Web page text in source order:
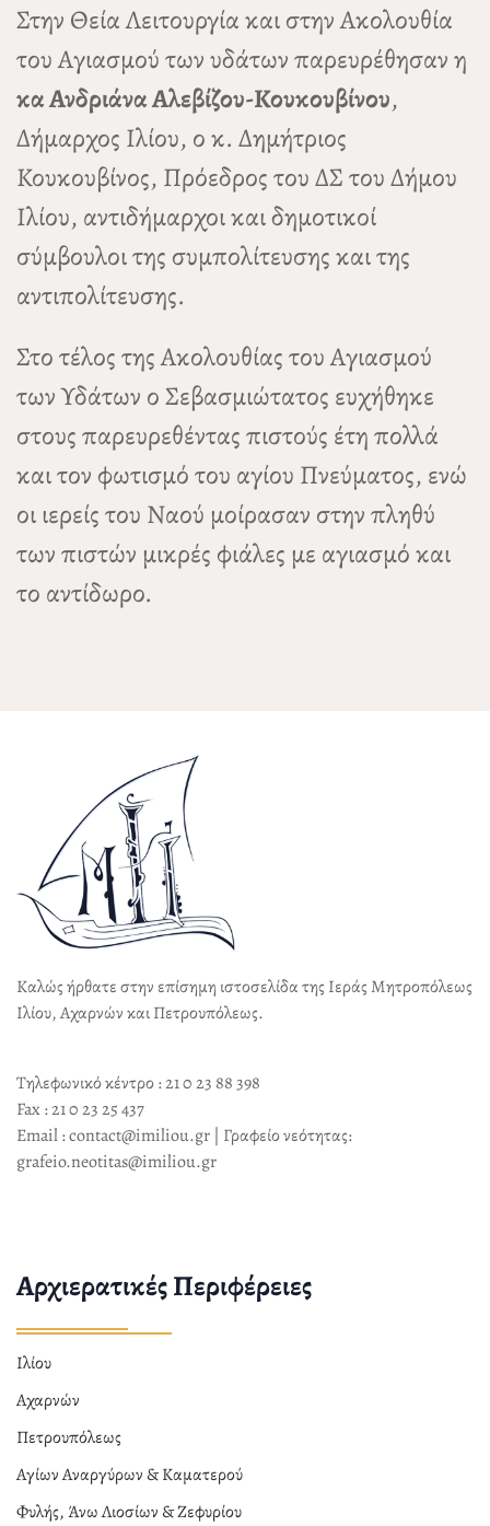
Στην Θεία Λειτουργία και στην Ακολουθία
του Αγιασμού των υδάτων παρευρέθησαν η
κα Ανδριάνα Αλεβίζου-Κουκουβίνου,
Δήμαρχος Ιλίου, ο κ. Δημήτριος
Κουκουβίνος, Πρόεδρος του ΔΣ του Δήμου
Ιλίου, αντιδήμαρχοι και δημοτικοί
σύμβουλοι της συμπολίτευσης και της
αντιπολίτευσης.
Στο τέλος της Ακολουθίας του Αγιασμού
των Υδάτων ο Σεβασμιώτατος ευχήθηκε
στους παρευρεθέντας πιστούς έτη πολλά
και τον φωτισμό του αγίου Πνεύματος, ενώ
οι ιερείς του Ναού μοίρασαν στην πληθύ
των πιστών μικρές φιάλες με αγιασμό και
το αντίδωρο.
Καλώς ήρθατε στην επίσημη ιστοσελίδα της Ιεράς Μητροπόλεως
Ιλίου, Αχαρνών και Πετρουπόλεως.
Τηλεφωνικό κέντρο : 21 0 23 88 398
Fax : 21 0 23 25 437
Email : contact@imiliou.gr | Γραφείο νεότητας:
grafeio.neotitas@imiliou.gr
Αρχιερατικές Περιφέρειες
Ιλίου
Αχαρνών
Πετρουπόλεως
Αγίων Αναργύρων & Καματερού
Φυλής, Άνω Λιοσίων & Ζεφυρίου